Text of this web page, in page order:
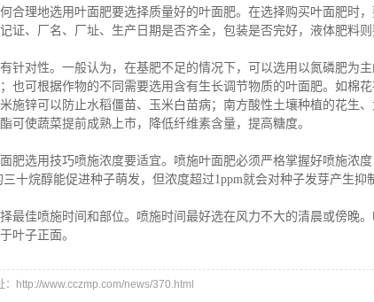
理地选用叶面肥要选择质量好的叶面肥。在选择购买叶面肥时，
证、厂名、厂址、生产日期是否齐全，包装是否完好，液体肥料
对性。一般认为，在基肥不足的情况下，可以选用以氮磷肥为主
也可根据作物的不同需要选用含有生长调节物质的叶面肥。如棉
施锌可以防止水稻僵苗、玉米白苗病；南方酸性土壤种植的花生
可使蔬菜提前成熟上市，降低纤维素含量，提高糖度。
选用技巧喷施浓度要适宜。喷施叶面肥必须严格掌握好喷施浓度
三十烷醇能促进种子萌发，但浓度超过1ppm就会对种子发芽产生
佳喷施时间和部位。喷施时间最好选在风力不大的清晨或傍晚。
叶子正面。
：http://www.cczmp.com/news/370.html